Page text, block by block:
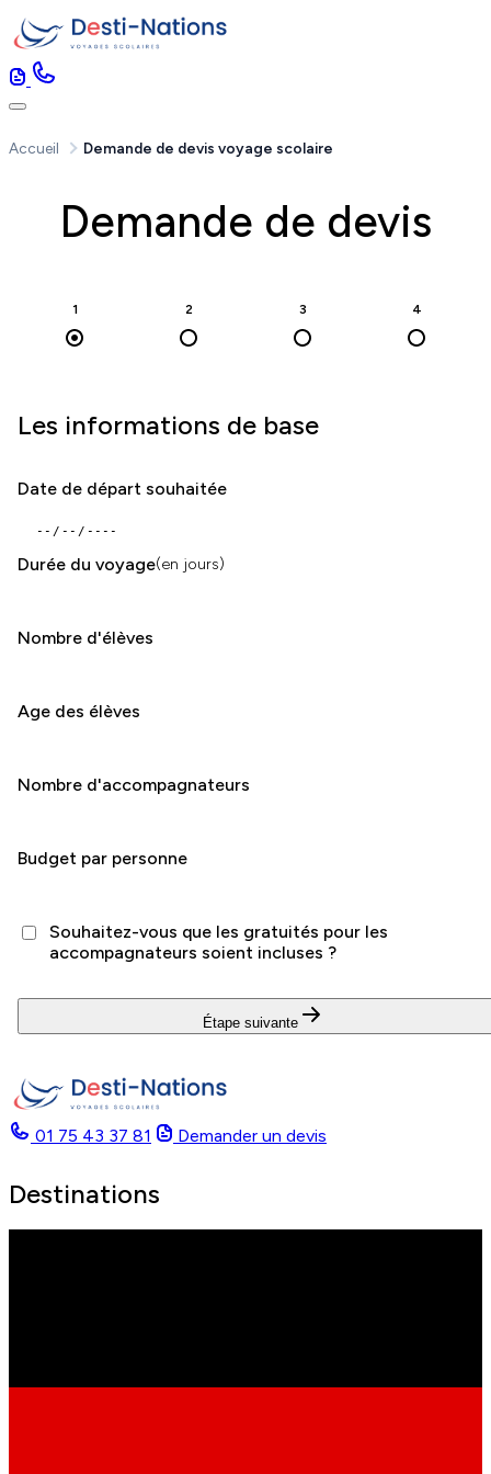
Accueil Demande de devis voyage scolaire
Demande de devis
1 2 3 4
Les informations de base
Date de départ souhaitée
Durée du voyage(en jours)
Nombre d'élèves
Age des élèves
Nombre d'accompagnateurs
Budget par personne
Souhaitez-vous que les gratuités pour les
accompagnateurs soient incluses ?
Étape suivante
01 75 43 37 81 Demander un devis
Destinations